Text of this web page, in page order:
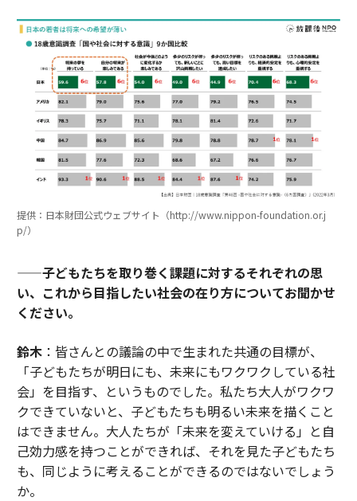
提供：日本財団公式ウェブサイト（http://www.nippon-foundation.or.j
p/）
——子どもたちを取り巻く課題に対するそれぞれの思
い、これから目指したい社会の在り方についてお聞かせ
ください。
鈴木：皆さんとの議論の中で生まれた共通の目標が、
「子どもたちが明日にも、未来にもワクワクしている社
会」を目指す、というものでした。私たち大人がワクワ
クできていないと、子どもたちも明るい未来を描くこと
はできません。大人たちが「未来を変えていける」と自
己効力感を持つことができれば、それを見た子どもたち
も、同じように考えることができるのではないでしょう
か。